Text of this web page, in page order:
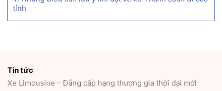
tỉnh
Tin tức
Xe Limousine – Đẳng cấp hạng thương gia thời đại mới